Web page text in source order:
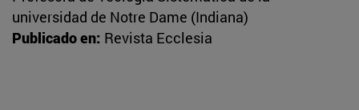
universidad de Notre Dame (Indiana)
Publicado en: Revista Ecclesia